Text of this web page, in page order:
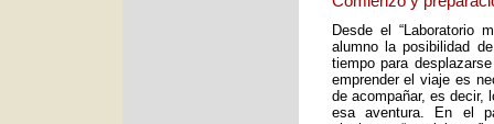
Desde el “Laboratorio
alumno la posibilidad
tiempo para
emprender el viaje es
de acompañar, es decir,
esa aventura. En el